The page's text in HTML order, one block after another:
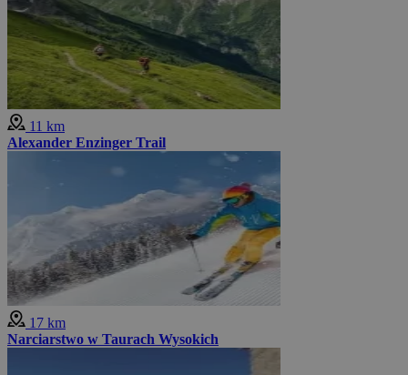
11 km
Alexander Enzinger Trail
17 km
Narciarstwo w Taurach Wysokich